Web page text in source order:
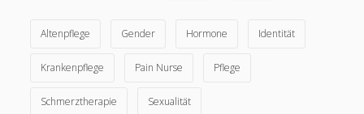
Bitte lasse dieses Feld leer.
2284825
Altenpflege Gender Hormone Identität
Krankenpflege Pain Nurse Pflege
Schmerztherapie Sexualität